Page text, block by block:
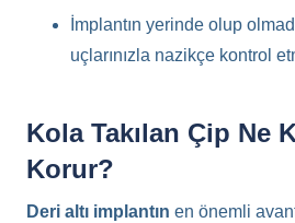
İmplantın yerinde olup
uçlarınızla nazikçe kontrol
Kola Takılan Çip Ne
Korur?
Deri altı implantın en önemli